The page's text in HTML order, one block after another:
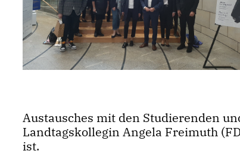
Austausches mit den Studierenden
Landtagskollegin Angela Freimuth
ist.